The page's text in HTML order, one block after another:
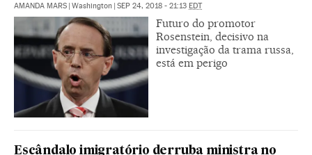
AMANDA MARS | Washington | SEP 24, 2018 - 21:13 EDT
Futuro do promotor
Rosenstein, decisivo na
investigação da trama russa,
está em perigo
Escândalo imigratório derruba ministra no